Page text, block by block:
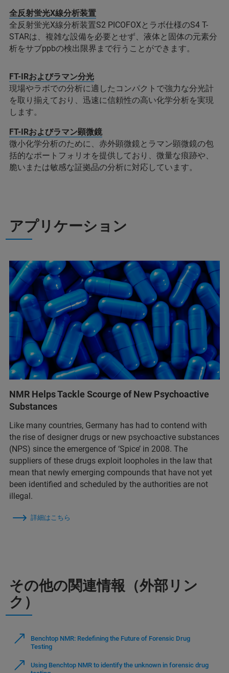
全反射蛍光X線分析装置
全反射蛍光X線分析装置S2 PICOFOXとラボ仕様のS4 T-
STARは、複雑な設備を必要とせず、液体と固体の元素分
析をサブppbの検出限界まで行うことができます。
FT-IRおよびラマン分光
現場やラボでの分析に適したコンパクトで強力な分光計
を取り揃えており、迅速に信頼性の高い化学分析を実現
します。
FT-IRおよびラマン顕微鏡
微小化学分析のために、赤外顕微鏡とラマン顕微鏡の包
括的なポートフォリオを提供しており、微量な痕跡や、
脆いまたは敏感な証拠品の分析に対応しています。
アプリケーション
NMR Helps Tackle Scourge of New Psychoactive
Substances
Like many countries, Germany has had to contend with
the rise of designer drugs or new psychoactive substances
(NPS) since the emergence of ‘Spice’ in 2008. The
suppliers of these drugs exploit loopholes in the law that
mean that newly emerging compounds that have not yet
been identified and scheduled by the authorities are not
illegal.
詳細はこちら
その他の関連情報（外部リン
ク）
Benchtop NMR: Redefining the Future of Forensic Drug
Testing
Using Benchtop NMR to identify the unknown in forensic drug